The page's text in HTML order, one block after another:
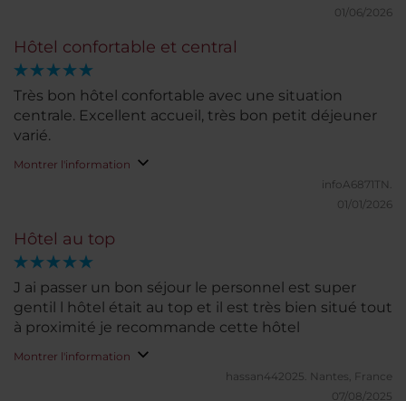
pour que l’on se sente bien dès son arrivée. En
lieu chaleureux, plein de charme et d’âme, où l’on se
sent véritablement chez soi. Nous y reviendrons
avec grand plaisir et le recommandons sans
hésitation. A perfect stay from start to finish! The
hotel is ideally located, making it easy to explore the
spotless, and very comfortable. The staff is
exceptional—friendly, attentive, and always willing
make guests feel welcome from the moment they
arrive. In summary, this is much more than just a
hotel: it is a warm and charming place with a true
soul, where you instantly feel at home. We
thoroughly enjoyed our stay and would not hesitate
to return. Highly recommended! ⭐⭐⭐⭐⭐
01/06/2026
Hôtel confortable et central
Très bon hôtel confortable avec une situation
centrale. Excellent accueil, très bon petit déjeuner
varié.
Montrer l'information
infoA6871TN.
01/01/2026
Hôtel au top
J ai passer un bon séjour le personnel est super
gentil l hôtel était au top et il est très bien situé tout
à proximité je recommande cette hôtel
Montrer l'information
hassan442025. Nantes, France
07/08/2025